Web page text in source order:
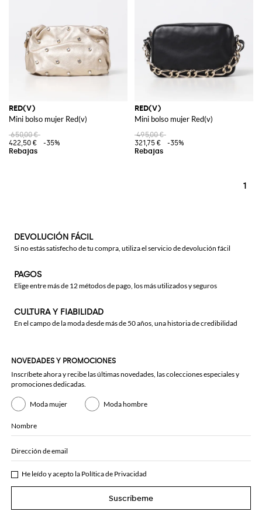
RED(V)
Mini bolso mujer Red(v)
650,00 €
422,50 €
-35%
RED(V)
Mini bolso mujer Red(v)
495,00 €
321,75 €
-35%
1
DEVOLUCIÓN FÁCIL
Si no estás satisfecho de tu compra, utiliza el servicio de devolución fácil
PAGOS
Elige entre más de 12 métodos de pago, los más utilizados y seguros
CULTURA Y FIABILIDAD
En el campo de la moda desde más de 50 años, una historia de credibilidad
NOVEDADES Y PROMOCIONES
Inscríbete ahora y recibe las últimas novedades, las colecciones especiales y
promociones dedicadas.
Moda mujer Moda hombre
Nombre
Dirección de email
He leído y acepto la Política de Privacidad
Suscríbeme